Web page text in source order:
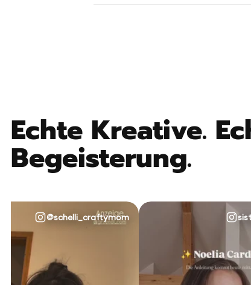
Echte Kreative.
Begeisterung.
@schelli_craftymom